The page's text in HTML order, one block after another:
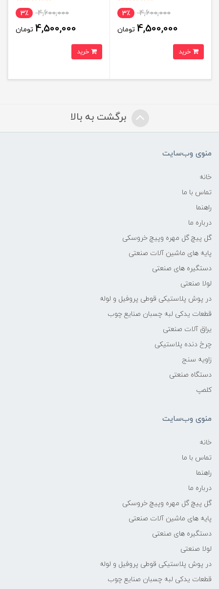
4,600,000 3٪
4,500,000 تومان
4,600,000 3٪
4,500,000 تومان
برگشت به بالا
منوی وب‌سایت
خانه
تماس با ما
راهنما
درباره ما
گل پیچ گل مهره وپیچ خروسکی
پایه های ماشین آلات صنعتی
دستگیره های صنعتی
لولا صنعتی
در پوش پلاستیکی قوطی پروفیل و لوله
قطعات یدکی لبه چسبان صنایع چوب
یراق آلات صنعتی
چرخ دنده پلاستیکی
زاویه سنج
دستگاه صنعتی
کلمپ
منوی وب‌سایت
خانه
تماس با ما
راهنما
درباره ما
گل پیچ گل مهره وپیچ خروسکی
پایه های ماشین آلات صنعتی
دستگیره های صنعتی
لولا صنعتی
در پوش پلاستیکی قوطی پروفیل و لوله
قطعات یدکی لبه چسبان صنایع چوب